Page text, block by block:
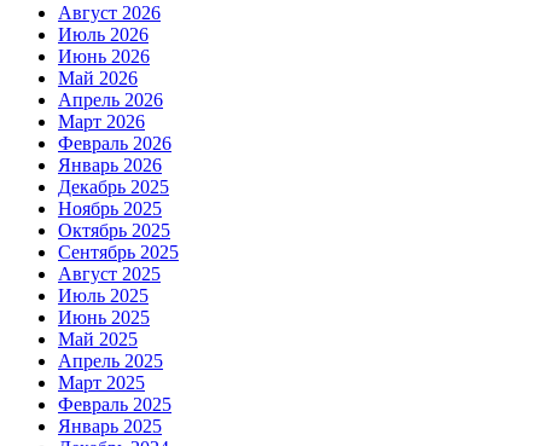
Август 2026
Июль 2026
Июнь 2026
Май 2026
Апрель 2026
Март 2026
Февраль 2026
Январь 2026
Декабрь 2025
Ноябрь 2025
Октябрь 2025
Сентябрь 2025
Август 2025
Июль 2025
Июнь 2025
Май 2025
Апрель 2025
Март 2025
Февраль 2025
Январь 2025